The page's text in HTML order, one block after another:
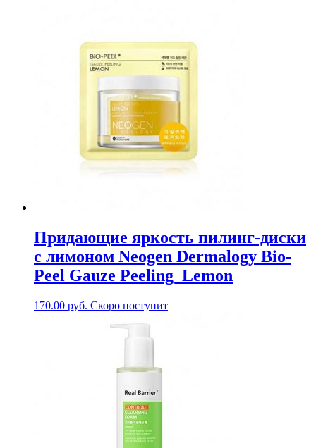
Придающие яркость пилинг-диски
с лимоном Neogen Dermalogy Bio-
Peel Gauze Peeling_Lemon
170.00 руб. Скоро поступит